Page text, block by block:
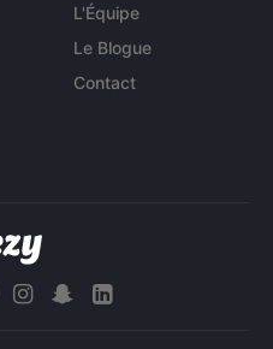
L'Équipe
Le Blogue
Contact